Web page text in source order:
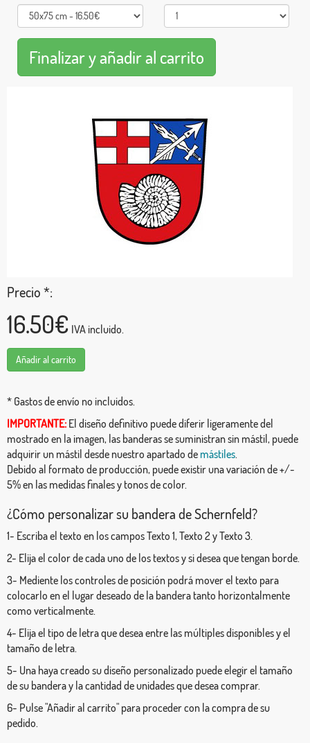
Precio *:
16.50€ IVA incluido.
Añadir al carrito
* Gastos de envío no incluidos.
IMPORTANTE: El diseño definitivo puede diferir ligeramente del
mostrado en la imagen, las banderas se suministran sin mástil, puede
adquirir un mástil desde nuestro apartado de mástiles.
Debido al formato de producción, puede existir una variación de +/-
5% en las medidas finales y tonos de color.
¿Cómo personalizar su bandera de Schernfeld?
1- Escriba el texto en los campos Texto 1, Texto 2 y Texto 3.
2- Elija el color de cada uno de los textos y si desea que tengan borde.
3- Mediente los controles de posición podrá mover el texto para
colocarlo en el lugar deseado de la bandera tanto horizontalmente
como verticalmente.
4- Elija el tipo de letra que desea entre las múltiples disponibles y el
tamaño de letra.
5- Una haya creado su diseño personalizado puede elegir el tamaño
de su bandera y la cantidad de unidades que desea comprar.
6- Pulse "Añadir al carrito" para proceder con la compra de su
pedido.